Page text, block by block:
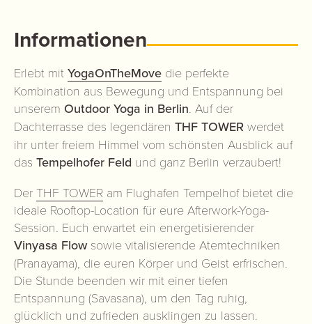
Informationen
Erlebt mit YogaOnTheMove die perfekte
Kombination aus Bewegung und Entspannung bei
unserem Outdoor Yoga in Berlin. Auf der
Dachterrasse des legendären THF TOWER werdet
ihr unter freiem Himmel vom schönsten Ausblick auf
das Tempelhofer Feld und ganz Berlin verzaubert!
Der THF TOWER am Flughafen Tempelhof bietet die
ideale Rooftop-Location für eure Afterwork-Yoga-
Session. Euch erwartet ein energetisierender
Vinyasa Flow sowie vitalisierende Atemtechniken
(Pranayama), die euren Körper und Geist erfrischen.
Die Stunde beenden wir mit einer tiefen
Entspannung (Savasana), um den Tag ruhig,
glücklich und zufrieden ausklingen zu lassen.